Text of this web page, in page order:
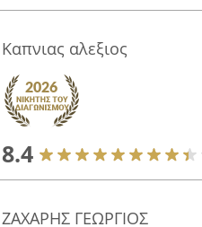
Καπνιας αλεξιος
8.4
ΖΑΧΑΡΗΣ ΓΕΩΡΓΙΟΣ